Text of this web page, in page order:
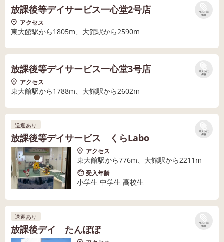
リストに
保存
放課後等デイサービス一心堂2号店
アクセス
東大館駅から1805m、大館駅から2590m
リストに
保存
放課後等デイサービス一心堂3号店
アクセス
東大館駅から1788m、大館駅から2602m
リストに
保存
送迎あり
放課後等デイサービス くらLabo
アクセス
東大館駅から776m、大館駅から2211m
受入年齢
小学生 中学生 高校生
リストに
保存
送迎あり
放課後デイ たんぽぽ